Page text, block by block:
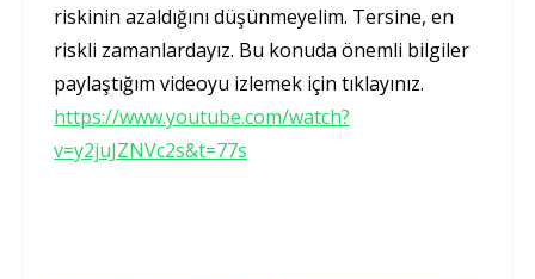
riskinin azaldığını düşünmeyelim. Tersine, en
riskli zamanlardayız. Bu konuda önemli bilgiler
paylaştığım videoyu izlemek için tıklayınız.
https://www.youtube.com/watch?
v=y2juJZNVc2s&t=77s